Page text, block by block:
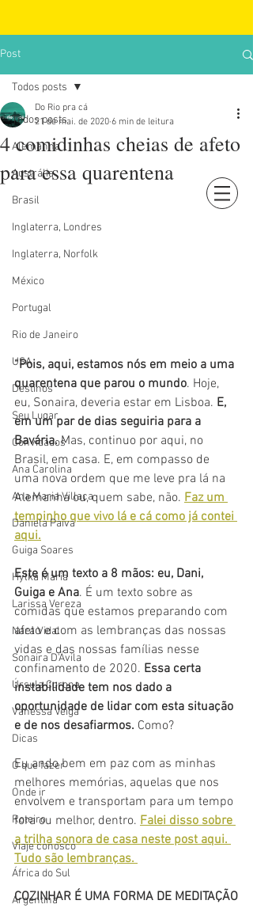
Post
Todos posts
Alemanha
Austrália
Brasil
Inglaterra, Londres
Inglaterra, Norfolk
México
Portugal
Rio de Janeiro
USA
Destinos
Seu Lugar
Convidados
Ana Carolina
Ana Maria Villaça
Daniela Paiva
Guiga Soares
Hylka Maria
Larissa Vereza
Nara Vidal
Sonaira D'Ávila
Úrsula Corona
Vanessa Veiga
Dicas
O que fazer
Onde ir
Roteiro
Viaje conosco
África do Sul
Argentina
Todos posts
4 comidinhas cheias de afeto
para essa quarentena
Do Rio pra cá
21 de mai. de 2020 6 min de leitura
“Pois, aqui, estamos nós em meio a uma
quarentena que parou o mundo. Hoje,
eu, Sonaira, deveria estar em Lisboa. E,
em um par de dias seguiria para a
Bavária. Mas, continuo por aqui, no
Brasil, em casa. E, em compasso de
uma nova ordem que me leve pra lá na
Alemanha ou, quem sabe, não. Faz um
tempinho que vivo lá e cá como já contei
aqui.
Este é um texto a 8 mãos: eu, Dani,
Guiga e Ana. É um texto sobre as
comidas que estamos preparando com
afeto e com as lembranças das nossas
vidas e das nossas famílias nesse
confinamento de 2020. Essa certa
instabilidade tem nos dado a
oportunidade de lidar com esta situação
e de nos desafiarmos. Como?
Eu ando bem em paz com as minhas
melhores memórias, aquelas que nos
envolvem e transportam para um tempo
fora ou melhor, dentro. Falei disso sobre
a trilha sonora de casa neste post aqui.
Tudo são lembranças.
COZINHAR É UMA FORMA DE MEDITAÇÃO